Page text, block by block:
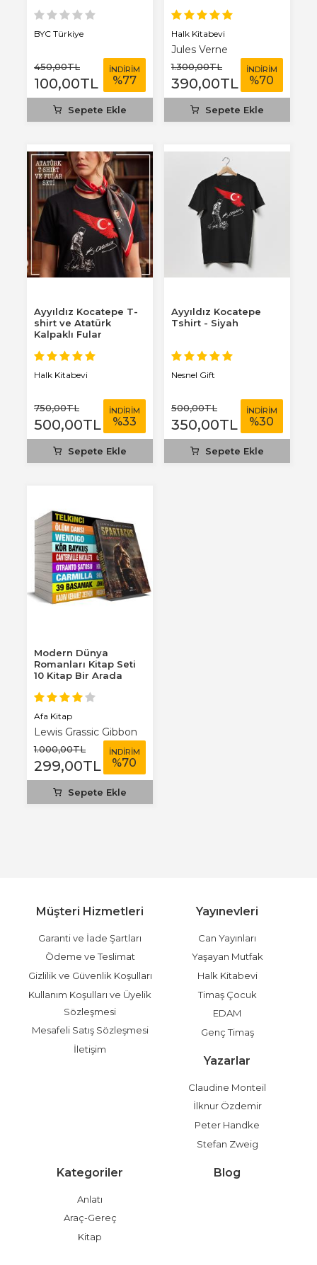
BYC Türkiye
450,00TL
100,00TL
İNDİRİM
%77
Sepete Ekle
Halk Kitabevi
Jules Verne
1.300,00TL
390,00TL
İNDİRİM
%70
Sepete Ekle
Ayyıldız Kocatepe T-
shirt ve Atatürk
Kalpaklı Fular
Halk Kitabevi
750,00TL
500,00TL
İNDİRİM
%33
Sepete Ekle
Ayyıldız Kocatepe
Tshirt - Siyah
Nesnel Gift
500,00TL
350,00TL
İNDİRİM
%30
Sepete Ekle
Modern Dünya
Romanları Kitap Seti
10 Kitap Bir Arada
Afa Kitap
Lewis Grassic Gibbon
1.000,00TL
299,00TL
İNDİRİM
%70
Sepete Ekle
Müşteri Hizmetleri
Garanti ve İade Şartları
Ödeme ve Teslimat
Gizlilik ve Güvenlik Koşulları
Kullanım Koşulları ve Üyelik
Sözleşmesi
Mesafeli Satış Sözleşmesi
İletişim
Yayınevleri
Can Yayınları
Yaşayan Mutfak
Halk Kitabevi
Timaş Çocuk
EDAM
Genç Timaş
Yazarlar
Claudine Monteil
İlknur Özdemir
Peter Handke
Stefan Zweig
Kategoriler
Anlatı
Araç-Gereç
Kitap
Blog